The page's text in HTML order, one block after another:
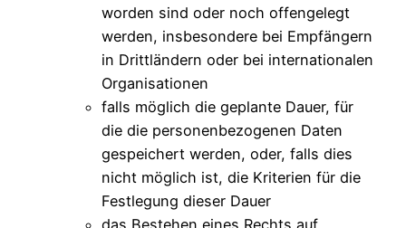
worden sind oder noch offengelegt
werden, insbesondere bei Empfängern
in Drittländern oder bei internationalen
Organisationen
falls möglich die geplante Dauer, für
die die personenbezogenen Daten
gespeichert werden, oder, falls dies
nicht möglich ist, die Kriterien für die
Festlegung dieser Dauer